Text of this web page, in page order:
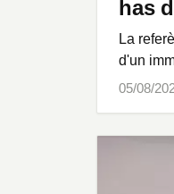
has
La
d'un
05/08/